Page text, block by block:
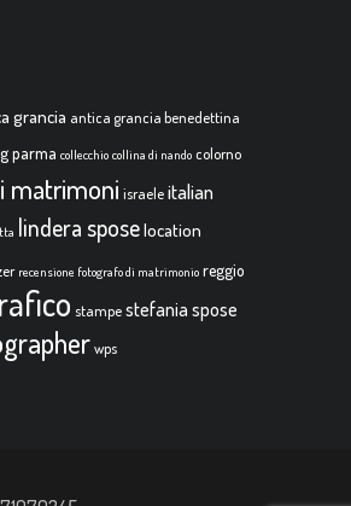
grancia antica grancia benedettina
parma collecchio collina di nando colorno
matrimoni israeleitalian
lindera sposelocation
recensione fotografo di matrimonio reggio
stampestefania spose
wps